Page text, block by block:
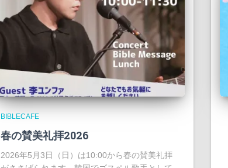
BIBLECAFE
春の賛美礼拝2026
2026年5月3日（日）は10:00から春の賛美礼拝